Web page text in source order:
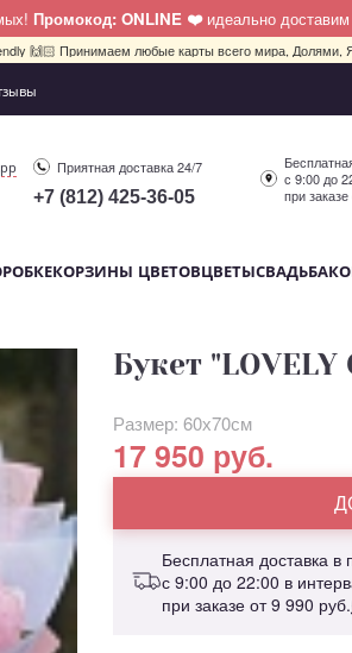
Промокод: ONLINE ❤️ идеально
🙌🏻 Принимаем любые карты всего мира, Долями,
Приятная доставка 24/7
+7 (812) 425-36-05
с 9:00 до
при
КОРЗИНЫ ЦВЕТОВЦВЕТЫСВАДЬБА
Букет "LOVELY
Размер: 60х70см
17 950 руб.
Бесплатная доставка
с 9:00 до 22:00 в
при заказе от9 990 руб.